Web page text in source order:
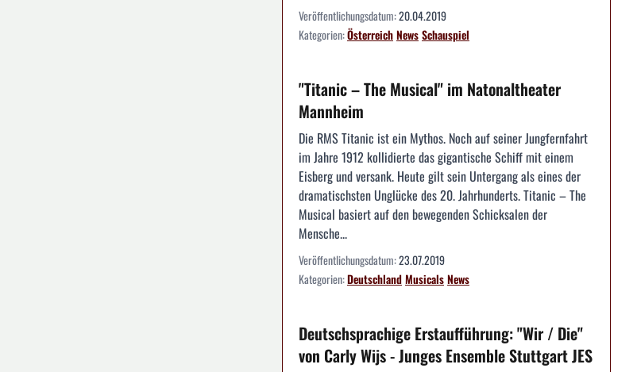
Veröffentlichungsdatum:20.04.2019
Kategorien:ÖsterreichNewsSchauspiel
"Titanic – The Musical" im Natonaltheater
Mannheim
Die RMS Titanic ist ein Mythos. Noch auf seiner Jungfernfahrt
im Jahre 1912 kollidierte das gigantische Schiff mit einem
Eisberg und versank. Heute gilt sein Untergang als eines der
dramatischsten Unglücke des 20. Jahrhunderts. Titanic – The
Musical basiert auf den bewegenden Schicksalen der
Mensche...
Veröffentlichungsdatum:23.07.2019
Kategorien:DeutschlandMusicalsNews
Deutschsprachige Erstaufführung: "Wir / Die"
von Carly Wijs - Junges Ensemble Stuttgart JES